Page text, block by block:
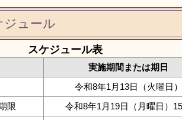
ジュール
スケジュール表
実施期間または期日
令和8年1月13日（火曜日）
限
令和8年1月19日（月曜日）